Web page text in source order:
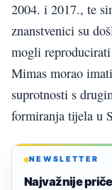
2004. i 2017., te
znanstvenici su
mogli
Mimas morao
suprotnosti s
formiranja tijela u
NEWSLETTER
Najvažnije